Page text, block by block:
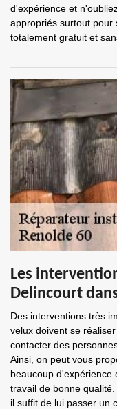
d'expérience et
appropriés surtout pour
totalement gratuit et
Les
Delincourt
Des interventions très
velux doivent se
contacter des
Ainsi, on peut vous
beaucoup d'expérience
travail de bonne
il suffit de lui passer un